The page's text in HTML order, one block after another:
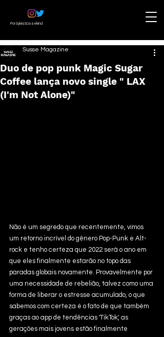
Por Sylvia Süssekind
Duo de pop punk Magic Sugar
Coffee lança novo single " LAX
(I'm Not Alone)"
Susse Magazine
Não é um segredo que recentemente, vimos
um retorno incrível do gênero Pop-Punk e Alt-
rock e tenho certeza que 2022 será o ano em
que eles finalmente estarão no topo das
paradas globais novamente. Provavelmente por
uma necessidade de rebelião, talvez como uma
forma de liberar o estresse acumulado, o que
sabemos com certeza é o fato de que também
graças ao app de tendências 'TikTok', as
gerações mais jovens estão finalmente